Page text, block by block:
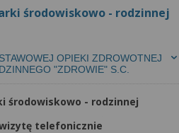
środowiskowo - rodzinnej
OPIEKI ZDROWOTNEJ
"ZDROWIE" S.C.
środowiskowo - rodzinnej
telefonicznie